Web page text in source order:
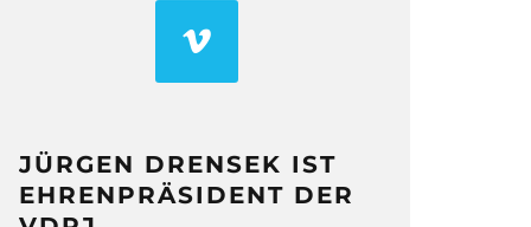
JÜRGEN DRENSEK IST
EHRENPRÄSIDENT DER